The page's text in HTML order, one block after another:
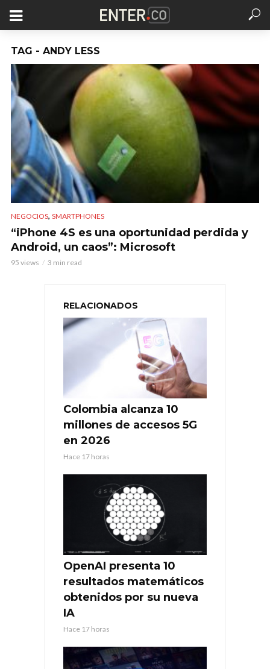
TAG - ANDY LESS
NEGOCIOS, SMARTPHONES
“iPhone 4S es una oportunidad perdida y
Android, un caos”: Microsoft
95 views 3 min read
RELACIONADOS
Colombia alcanza 10
millones de accesos 5G
en 2026
Hace 17 horas
OpenAI presenta 10
resultados matemáticos
obtenidos por su nueva
IA
Hace 17 horas